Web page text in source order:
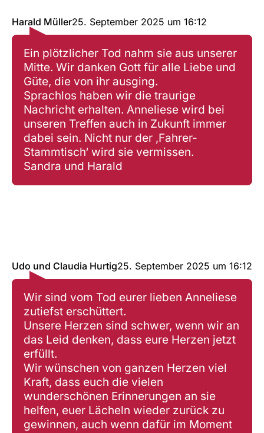
Harald Müller25. September 2025 um 16:12
Ein plötzlicher Tod nahm sie aus unserer
Mitte. Wir danken Gott für alle Liebe und
Güte, die von ihr ausging.
Sprachlos haben wir die traurige
Nachricht erhalten. Anneliese wird bei
unseren Treffen auch in Zukunft immer
dabei sein. Nicht nur der ‚Fahrer-
Stammtisch‘ wird sie vermissen.
Sandra und Harald
Udo und Claudia Hurtig25. September 2025 um 16:12
Wir sind vom Tod eurer lieben Anneliese
zutiefst erschüttert.
Unsere Herzen sind schwer, wenn wir an
das Leid denken, dass eure Herzen jetzt
erfüllt.
Wir wünschen von ganzen Herzen viel
Kraft, dass euch die vielen
wunderschönen Erinnerungen an sie
helfen, euer Lächeln wieder zurück zu
gewinnen, auch wenn dafür im Moment